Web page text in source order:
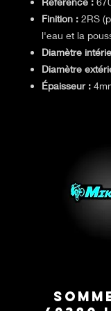
Finition : 2RS
l'eau et la
Diamètre
Diamètre
Épaisseur :